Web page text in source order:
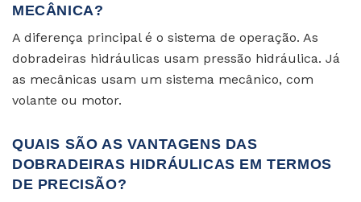
MECÂNICA?
A diferença principal é o sistema de operação. As
dobradeiras hidráulicas usam pressão hidráulica. Já
as mecânicas usam um sistema mecânico, com
volante ou motor.
QUAIS SÃO AS VANTAGENS DAS
DOBRADEIRAS HIDRÁULICAS EM TERMOS
DE PRECISÃO?